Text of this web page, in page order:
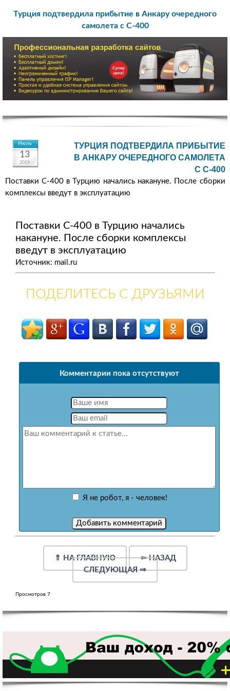
Турция подтвердила прибытие в Анкару очередного
самолета с С-400
Июль
13
2019
ТУРЦИЯ ПОДТВЕРДИЛА ПРИБЫТИЕ
В АНКАРУ ОЧЕРЕДНОГО САМОЛЕТА
С С-400
Поставки С-400 в Турцию начались накануне. После сборки
комплексы введут в эксплуатацию
Поставки С-400 в Турцию начались
накануне. После сборки комплексы
введут в эксплуатацию
Источник: mail.ru
ПОДЕЛИТЕСЬ С ДРУЗЬЯМИ
Комментарии пока отсутствуют
Я не робот, я - человек!
⇑ НА ГЛАВНУЮ ⇐НАЗАД
СЛЕДУЮЩАЯ⇒
Просмотров 7